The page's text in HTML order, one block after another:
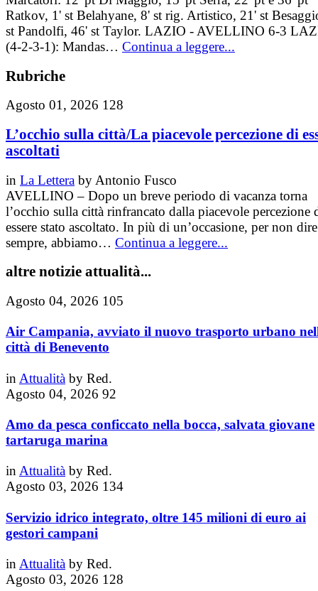
Ratkov, 1' st Belahyane, 8' st rig. Artistico, 21' st
st Pandolfi, 46' st Taylor. LAZIO - AVELLINO 6-3
(4-2-3-1): Mandas… Continua a leggere...
Rubriche
Agosto 01, 2026 128
L’occhio sulla città/La piacevole percezione di
ascoltati
in La Lettera by Antonio Fusco
AVELLINO – Dopo un breve periodo di vacanza torna
l’occhio sulla città rinfrancato dalla piacevole percezione
essere stato ascoltato. In più di un’occasione, per non
sempre, abbiamo… Continua a leggere...
altre notizie attualità...
Agosto 04, 2026 105
Air Campania, avviato il nuovo trasporto urbano
città di Benevento
in Attualità by Red.
Agosto 04, 2026 92
Amo da pesca conficcato nella bocca, salvata giovane
tartaruga marina
inAttualità by Red.
Agosto 03, 2026 134
Servizio idrico integrato, oltre 145 milioni di euro ai
gestori campani
in Attualità by Red.
Agosto 03, 2026 128